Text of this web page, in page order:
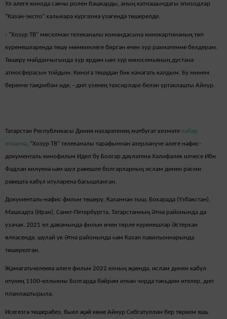
Ул әлеге кинода сакчы ролен башкарды, аның катнашындагы эпизодлар
“Казан-экспо” халыкара күргәзмә үзәгендә төшерелде.
- "Хозур ТВ" мөселман телеканалы командасына кинокартинаның төп
күренешләрендә төшү мөмкинлеге биргән өчен зур рәхмәтемне белдерәм.
Төшерү мәйданчыгында зур ярдәм һәм зур киносемьяның дустанә
атмосферасын тойдым. Кинога төшүдән бик канәгать калдым. Бу минем
беренче тәҗрибәм иде, - дип үзенең тәэсирләре белән уртаклашты Айнур.
Татарстан Республикасы Диния нәзарәтенең матбугат хезмәте хәбәр
иткәнчә, “Хозур ТВ” телеканалы тарафыннан әзерләнүче әлеге нәфис-
документаль кинофильм Идел бу Болгар дәүләтенә Хәлифәлек илчесе Ибн
Фадлан килүенә һәм шул рәвешле болгарларның ислам динен рәсми
рәвештә кабул итүләренә багышланган.
Документаль-нәфис фильм төшерү, Казаннан тыш, Бохарада (Үзбәкстан),
Машхадта (Иран), Санкт-Петербургта, Татарстанның Әтнә районында да
узачак. 2021 ел дәвамында фильм өчен төрле күренешләр Әстерхан
өлкәсендә, шулай ук Әтнә районында һәм Казан павильоннарында
төшерелгән.
Җәмәгатьчелеккә әлеге фильм 2022 елның җәендә, ислам динен кабул
итүнең 1100-еллыкны Болгарда бәйрәм иткән чорда тәкъдим ителер, дип
планлаштырыла.
Исегезгә төшерәбез, быел җәй көне Айнур Сибгатуллин бер төркем яшь